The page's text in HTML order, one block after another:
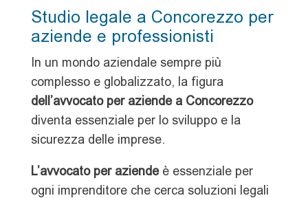
Studio legale a Concorezzo per
aziende e professionisti
In un mondo aziendale sempre più
complesso e globalizzato, la figura
dell’avvocato per aziende a Concorezzo
diventa essenziale per lo sviluppo e la
sicurezza delle imprese.
L’avvocato per aziendeè essenziale per
ogni imprenditore che cerca soluzioni legali